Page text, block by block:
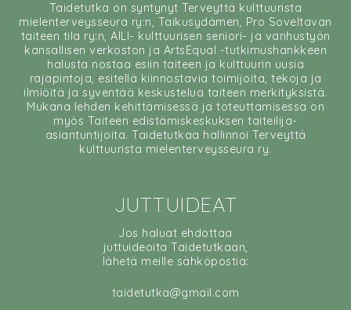
Taidetutka on syntynyt Terveyttä kulttuurista
mielenterveysseura ry:n, Taikusydämen, Pro Soveltavan
taiteen tila ry:n, AILI- kulttuurisen seniori- ja vanhustyön
kansallisen verkoston ja ArtsEqual -tutkimushankkeen
halusta nostaa esiin taiteen ja kulttuurin uusia
rajapintoja, esitellä kiinnostavia toimijoita, tekoja ja
ilmiöitä ja syventää keskustelua taiteen merkityksistä.
Mukana lehden kehittämisessä ja toteuttamisessa on
myös Taiteen edistämiskeskuksen taiteilija-
asiantuntijoita. Taidetutkaa hallinnoi Terveyttä
kulttuurista mielenterveysseura ry.
JUTTUIDEAT
Jos haluat ehdottaa
juttuideoita Taidetutkaan,
lähetä meille sähköpostia:
taidetutka@gmail.com